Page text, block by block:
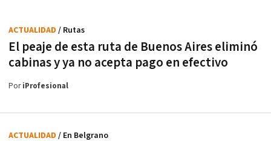
El peaje de esta ruta de Buenos Aires eliminó
cabinas y ya no acepta pago en efectivo
ACTUALIDAD / Rutas
PoriProfesional
ACTUALIDAD / En Belgrano